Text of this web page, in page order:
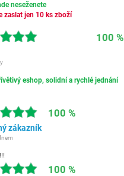
neseženete
zaslat jen 10 ks zboží
100 %
eshop, solidní a rychlé jednání
100 %
zákazník
100 %